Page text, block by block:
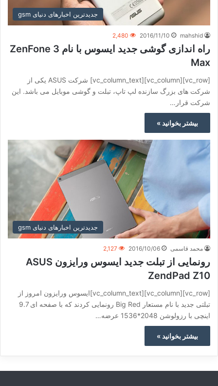
جدیدترین اخبارهای دنیای gsm
mahshid
2016/11/10
2,480
راه اندازی گوشی جدید ایسوس با نام ZenFone 3
Max
[vc_row][vc_column][vc_column_text] شرکت ASUS یکی از
شرکت های بزرگ سازنده لپ تاپ، تبلت و گوشی موبایل می باشد. این
شرکت قرار…
بیشتر بخوانید »
جدیدترین اخبارهای دنیای gsm
محمد قاسمی 2016/10/06
2,127
رونمایی از تبلت جدید ایسوس ورایزون ASUS
ZendPad Z10
[vc_row][vc_column][vc_column_text]ایسوس ورایزون امروز از
تبلتی جدید با نام مستعار Big Red رونمایی کردند که با صفحه ای 9.7
اینچی با رزولوشن 2048*1536 عرضه…
بیشتر بخوانید »